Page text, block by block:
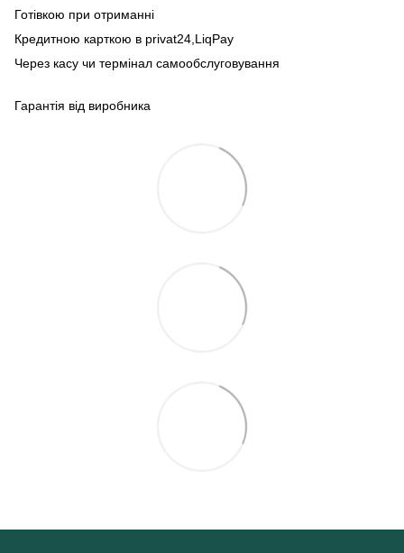
Готівкою при отриманні
Кредитною карткою в privat24,LiqPay
Через касу чи термінал самообслуговування
Гарантія від виробника